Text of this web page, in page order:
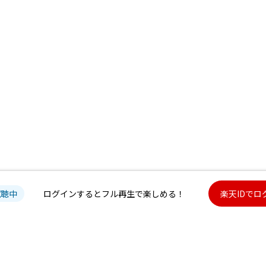
中 ログインするとフル再生で楽しめる！ 楽天IDでロ